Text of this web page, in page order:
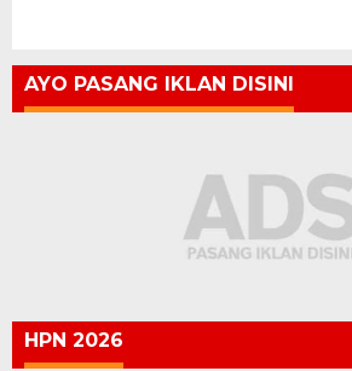
AYO PASANG IKLAN DISINI
HPN 2026